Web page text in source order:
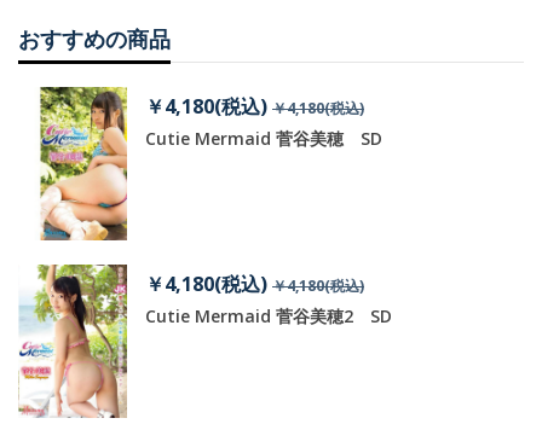
おすすめの商品
￥4,180(税込) ￥4,180(税込)
Cutie Mermaid 菅谷美穂 SD
￥4,180(税込) ￥4,180(税込)
Cutie Mermaid 菅谷美穂2 SD